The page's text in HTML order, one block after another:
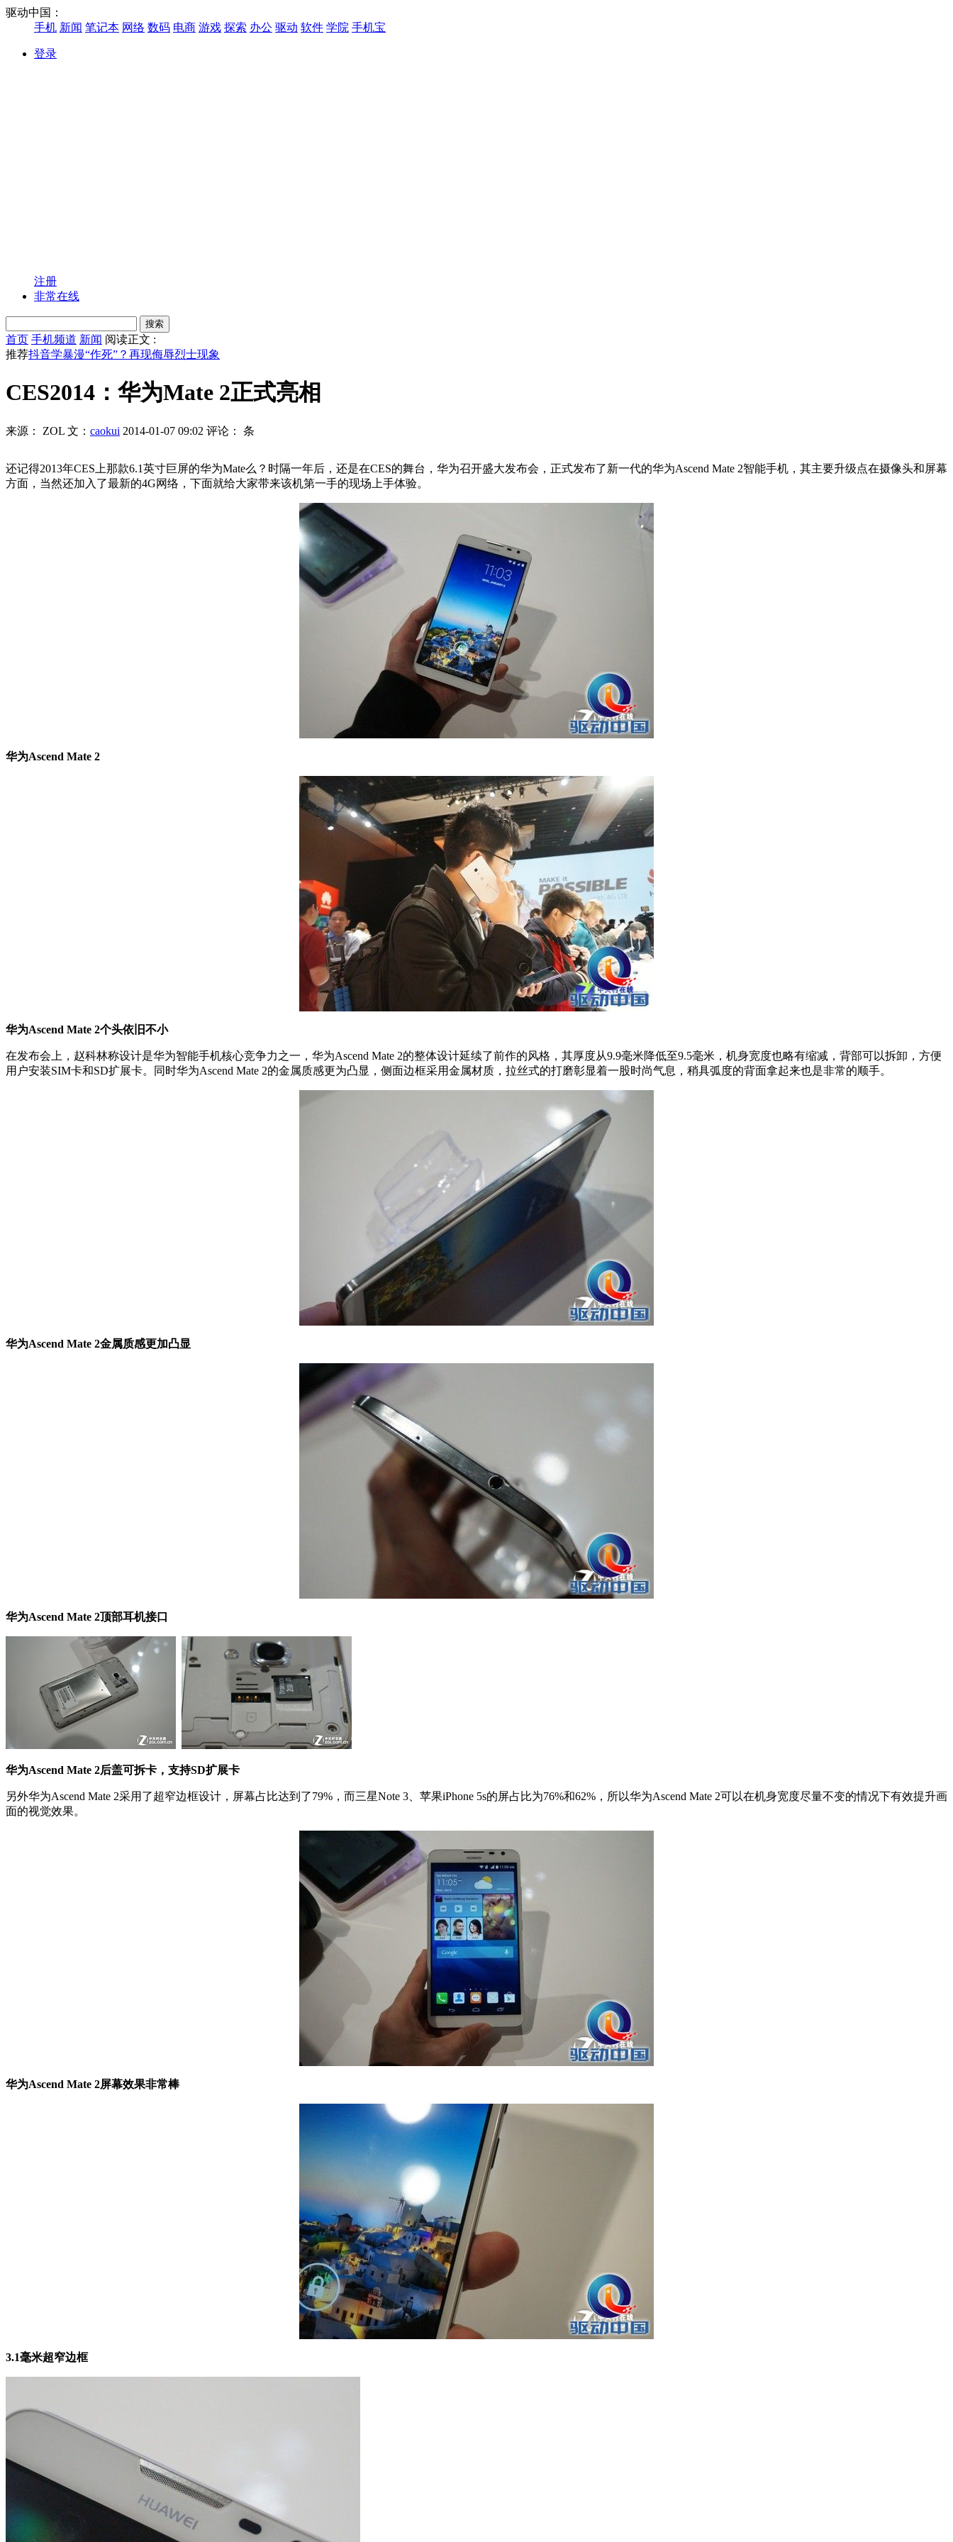
驱动中国：
手机 新闻 笔记本 网络 数码 电商 游戏 探索 办公 驱动 软件 学院 手机宝
登录
注册
非常在线
首页 手机频道 新闻 阅读正文 :
推荐抖音学暴漫“作死”？再现侮辱烈士现象
CES2014：华为Mate 2正式亮相
来源： ZOL 文： caokui 2014-01-07 09:02 评论： 条
还记得2013年CES上那款6.1英寸巨屏的华为Mate么？时隔一年后，还是在CES的舞台，华为召开盛大发布会，正式发布了新一代的华为Ascend Mate 2智能手机，其主要升级点在摄像头和屏幕
方面，当然还加入了最新的4G网络，下面就给大家带来该机第一手的现场上手体验。
华为Ascend Mate 2
华为Ascend Mate 2个头依旧不小
在发布会上，赵科林称设计是华为智能手机核心竞争力之一，华为Ascend Mate 2的整体设计延续了前作的风格，其厚度从9.9毫米降低至9.5毫米，机身宽度也略有缩减，背部可以拆卸，方便
用户安装SIM卡和SD扩展卡。同时华为Ascend Mate 2的金属质感更为凸显，侧面边框采用金属材质，拉丝式的打磨彰显着一股时尚气息，稍具弧度的背面拿起来也是非常的顺手。
华为Ascend Mate 2金属质感更加凸显
华为Ascend Mate 2顶部耳机接口
华为Ascend Mate 2后盖可拆卡，支持SD扩展卡
另外华为Ascend Mate 2采用了超窄边框设计，屏幕占比达到了79%，而三星Note 3、苹果iPhone 5s的屏占比为76%和62%，所以华为Ascend Mate 2可以在机身宽度尽量不变的情况下有效提升画
面的视觉效果。
华为Ascend Mate 2屏幕效果非常棒
3.1毫米超窄边框